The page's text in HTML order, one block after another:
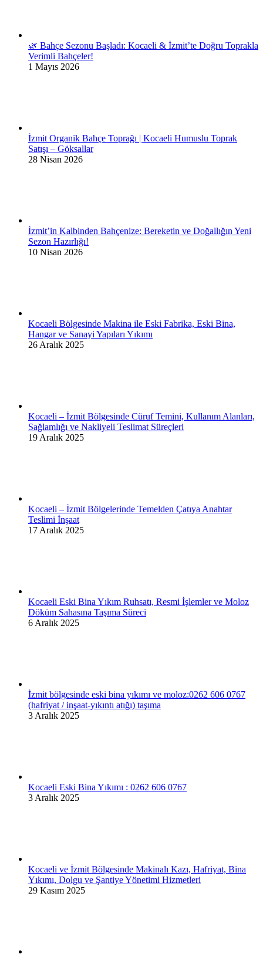
🌿 Bahçe Sezonu Başladı: Kocaeli & İzmit’te Doğru Toprakla
Verimli Bahçeler!
1 Mayıs 2026
İzmit Organik Bahçe Toprağı | Kocaeli Humuslu Toprak
Satışı – Göksallar
28 Nisan 2026
İzmit’in Kalbinden Bahçenize: Bereketin ve Doğallığın Yeni
Sezon Hazırlığı!
10 Nisan 2026
Kocaeli Bölgesinde Makina ile Eski Fabrika, Eski Bina,
Hangar ve Sanayi Yapıları Yıkımı
26 Aralık 2025
Kocaeli – İzmit Bölgesinde Cüruf Temini, Kullanım Alanları,
Sağlamlığı ve Nakliyeli Teslimat Süreçleri
19 Aralık 2025
Kocaeli – İzmit Bölgelerinde Temelden Çatıya Anahtar
Teslimi İnşaat
17 Aralık 2025
Kocaeli Eski Bina Yıkım Ruhsatı, Resmi İşlemler ve Moloz
Döküm Sahasına Taşıma Süreci
6 Aralık 2025
İzmit bölgesinde eski bina yıkımı ve moloz:0262 606 0767
(hafriyat / inşaat-yıkıntı atığı) taşıma
3 Aralık 2025
Kocaeli Eski Bina Yıkımı : 0262 606 0767
3 Aralık 2025
Kocaeli ve İzmit Bölgesinde Makinalı Kazı, Hafriyat, Bina
Yıkımı, Dolgu ve Şantiye Yönetimi Hizmetleri
29 Kasım 2025